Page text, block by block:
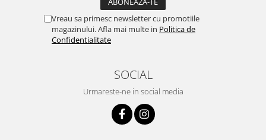
Vreau sa primesc newsletter cu promotiile
magazinului. Afla mai multe in Politica de
Confidentialitate
SOCIAL
Urmareste-ne in social media